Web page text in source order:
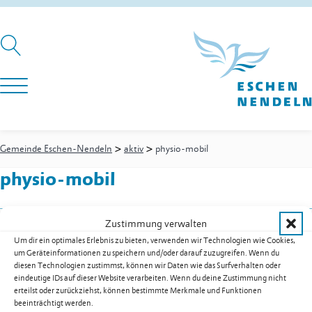
Zustimmung verwalten
Um dir ein optimales Erlebnis zu bieten, verwenden wir Technologien wie Cookies,
um Geräteinformationen zu speichern und/oder darauf zuzugreifen. Wenn du
diesen Technologien zustimmst, können wir Daten wie das Surfverhalten oder
eindeutige IDs auf dieser Website verarbeiten. Wenn du deine Zustimmung nicht
erteilst oder zurückziehst, können bestimmte Merkmale und Funktionen
beeinträchtigt werden.
Gemeinde Eschen-Nendeln > aktiv > physio-mobil
physio-mobil
Haus der Gesundheit
St. Martins-Ring 1
9492Eschen
Mobil+41 78 724 92 07
E-Mailinfo@physio-mobil.li